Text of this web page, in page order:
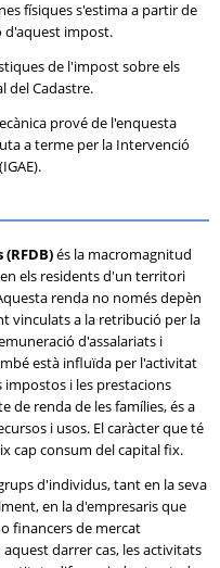
físiques s'estima a partir de
d'aquest impost.
de l'impost sobre els
del Cadastre.
prové de l'enquesta
a terme per la Intervenció
és la macromagnitud
els residents d'un territori
renda no només depèn
vinculats a la retribució per la
d'assalariats i
està influïda per l'activitat
i les prestacions
de renda de les famílies, és a
i usos. El caràcter que té
cap consum del capital fix.
d'individus, tant en la seva
en la d'empresaris que
financers de mercat
darrer cas, les activitats